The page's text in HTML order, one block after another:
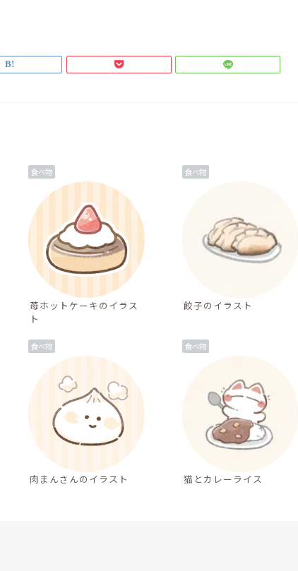
食べ物
苺ホットケーキのイラス
ト
食べ物
餃子のイラスト
食べ物
肉まんさんのイラスト
食べ物
猫とカレーライス